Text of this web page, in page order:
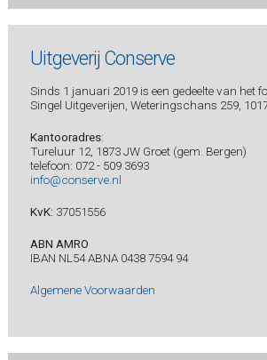
Uitgeverij Conserve
Sinds 1 januari 2019 is een gedeelte van het
Singel Uitgeverijen, Weteringschans 259,
Kantooradres:
Tureluur 12, 1873 JW Groet (gem. Bergen)
telefoon: 072 - 509 3693
info@conserve.nl
KvK: 37051556
ABN AMRO
IBAN NL54 ABNA 0438 7594 94
Algemene Voorwaarden